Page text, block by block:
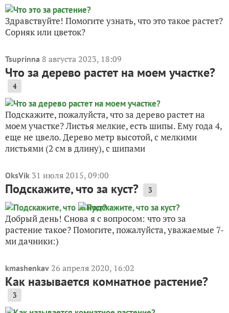
Здравствуйте! Помогите узнать, что это такое растет?
Сорняк или цветок?
Tsuprinna 8 августа 2023, 18:09
Что за дерево растет на моем участке?
4
Подскажите, пожалуйста, что за дерево растет на
моем участке? Листья мелкие, есть шипы. Ему года 4,
еще не цвело. Дерево метр высотой, с мелкими
листьями (2 см в длину), с шипами
OksVik 31 июля 2015, 09:00
Подскажите, что за куст? 3
Добрый день! Снова я с вопросом: что это за
растение такое? Помогите, пожалуйста, уважаемые 7-
ми дачники:)
kmashenkav 26 апреля 2020, 16:02
Как называется комнатное растение?
3